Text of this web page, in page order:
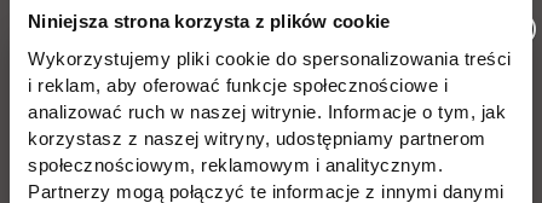
Niniejsza strona korzysta z plików cookie
Wykorzystujemy pliki cookie do spersonalizowania treści
i reklam, aby oferować funkcje społecznościowe i
analizować ruch w naszej witrynie. Informacje o tym, jak
korzystasz z naszej witryny, udostępniamy partnerom
społecznościowym, reklamowym i analitycznym.
Partnerzy mogą połączyć te informacje z innymi danymi
wykaz placówek (.pdf / 402.9 KiB) link otwiera
się w nowej karcie),
potwierdzenie wniesienia opłaty rekrutacyjnej,
certyfikat znajomości języka polskiego na